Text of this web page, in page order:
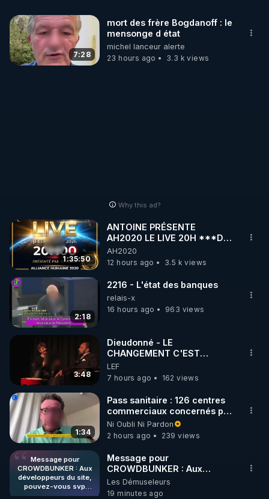
🌱 LA BOUTIQUE DU MAGAZINE
Pour obtenir les anciens numéros que vous avez
🌱 INSTAGRAM
https://www.instagram.com/rdlr_thierrycasasnovas/
http://rgnr.li/instagram
🌱 LA NEWSLETTER
Pour ne pas rater l’actualité RGNR (stages,
http://rgnr.li/news
🌱 VIDÉOS NON CENSURÉES SUR ODYSEE
Toutes les vidéos Youtube sont aussi sur la
http://rgnr.li/odysee
🌱 LES STAGES EN PRÉSENTIEL
http://rgnr.li/stages
7:28
mort des frère Bogdanoff : le
mensonge d état
michel lanceur alerte
23 hours ago
3.3 k views
Why this ad?
1:35:50
ANTOINE PRÉSENTE
AH2020 LE LIVE 20H ***DU
06/08/2026***
AH2020
12 hours ago
3.5 k views
2:18
2216 - L'état des banques
relais-x
16 hours ago
963 views
3:48
Dieudonné - LE
CHANGEMENT C'EST
MAINTENANT
LEF
7 hours ago
162 views
1:34
Pass sanitaire : 126 centres
commerciaux concernés par
l'obligation dans toute la
France
Ni Oubli Ni Pardon
2 hours ago
239 views
Message pour
CROWDBUNKER : Aux
développeurs du site,
pouvez-vous svp
remettre la
Message pour
CROWDBUNKER : Aux
développeurs du site,
pouvez-vous svp remettre la
Les Démuseleurs
19 minutes ago